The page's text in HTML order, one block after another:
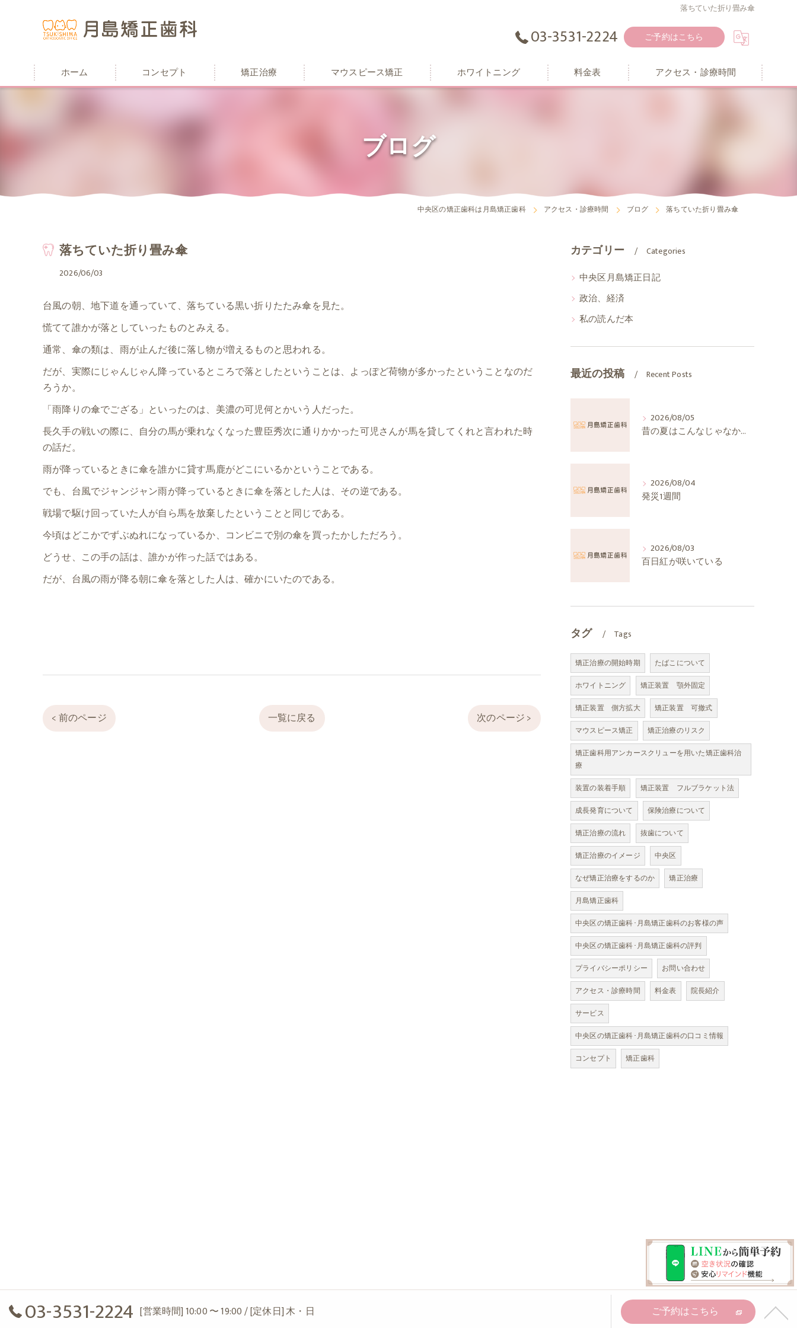
落ちていた折り畳み傘
03-3531-2224 ご予約はこちら
ホーム コンセプト 矯正治療 マウスピース矯正 ホワイトニング 料金表 アクセス・診療時間
ブログ
中央区の矯正歯科は月島矯正歯科 アクセス・診療時間 ブログ 落ちていた折り畳み傘
落ちていた折り畳み傘
2026/06/03
台風の朝、地下道を通っていて、落ちている黒い折りたたみ傘を見た。
慌てて誰かが落としていったものとみえる。
通常、傘の類は、雨が止んだ後に落し物が増えるものと思われる。
だが、実際にじゃんじゃん降っているところで落としたということは、よっぽど荷物が多かったということなのだ
ろうか。
「雨降りの傘でござる」といったのは、美濃の可児何とかいう人だった。
長久手の戦いの際に、自分の馬が乗れなくなった豊臣秀次に通りかかった可児さんが馬を貸してくれと言われた時
の話だ。
雨が降っているときに傘を誰かに貸す馬鹿がどこにいるかということである。
でも、台風でジャンジャン雨が降っているときに傘を落とした人は、その逆である。
戦場で駆け回っていた人が自ら馬を放棄したということと同じである。
今頃はどこかでずぶぬれになっているか、コンビニで別の傘を買ったかしただろう。
どうせ、この手の話は、誰かが作った話ではある。
だが、台風の雨が降る朝に傘を落とした人は、確かにいたのである。
< 前のページ 一覧に戻る 次のページ >
カテゴリー Categories
中央区月島矯正日記
政治、経済
私の読んだ本
最近の投稿 Recent Posts
2026/08/05
昔の夏はこんなじゃなかったか
2026/08/04
発災1週間
2026/08/03
百日紅が咲いている
タグ Tags
矯正治療の開始時期
たばこについて
ホワイトニング
矯正装置 顎外固定
矯正装置 側方拡大
矯正装置 可撤式
マウスピース矯正
矯正治療のリスク
矯正歯科用アンカースクリューを用いた矯正歯科治
療
装置の装着手順
矯正装置 フルブラケット法
成長発育について
保険治療について
矯正治療の流れ
抜歯について
矯正治療のイメージ
中央区
なぜ矯正治療をするのか
矯正治療
月島矯正歯科
中央区の矯正歯科･月島矯正歯科のお客様の声
中央区の矯正歯科･月島矯正歯科の評判
プライバシーポリシー
お問い合わせ
アクセス・診療時間
料金表
院長紹介
サービス
中央区の矯正歯科･月島矯正歯科の口コミ情報
コンセプト
矯正歯科
03-3531-2224 [営業時間] 10:00 〜 19:00 / [定休日] 木・日 ご予約はこちら